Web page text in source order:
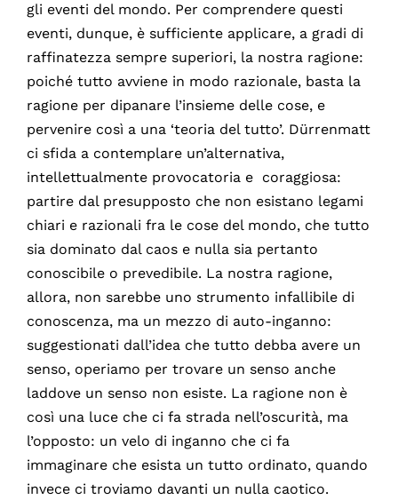
gli eventi del mondo. Per comprendere questi
eventi, dunque, è sufficiente applicare, a gradi di
raffinatezza sempre superiori, la nostra ragione:
poiché tutto avviene in modo razionale, basta la
ragione per dipanare l’insieme delle cose, e
pervenire così a una ‘teoria del tutto’. Dürrenmatt
ci sfida a contemplare un’alternativa,
intellettualmente provocatoria e coraggiosa:
partire dal presupposto che non esistano legami
chiari e razionali fra le cose del mondo, che tutto
sia dominato dal caos e nulla sia pertanto
conoscibile o prevedibile. La nostra ragione,
allora, non sarebbe uno strumento infallibile di
conoscenza, ma un mezzo di auto-inganno:
suggestionati dall’idea che tutto debba avere un
senso, operiamo per trovare un senso anche
laddove un senso non esiste. La ragione non è
così una luce che ci fa strada nell’oscurità, ma
l’opposto: un velo di inganno che ci fa
immaginare che esista un tutto ordinato, quando
invece ci troviamo davanti un nulla caotico.